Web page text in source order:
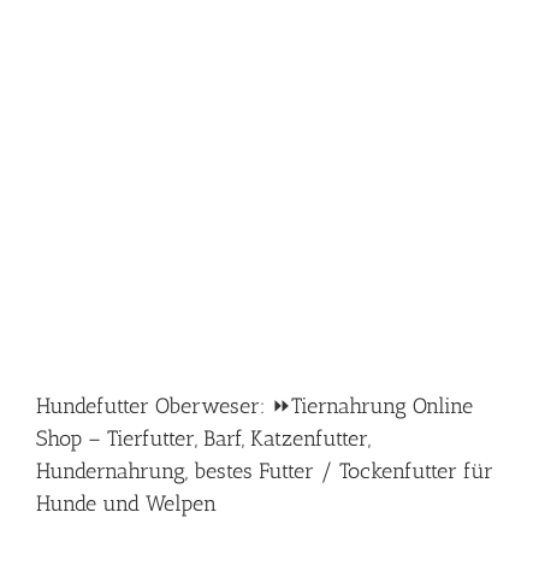
Hundefutter Oberweser: ⏩Tiernahrung Online
Shop – Tierfutter, Barf, Katzenfutter,
Hundernahrung, bestes Futter / Tockenfutter für
Hunde und Welpen